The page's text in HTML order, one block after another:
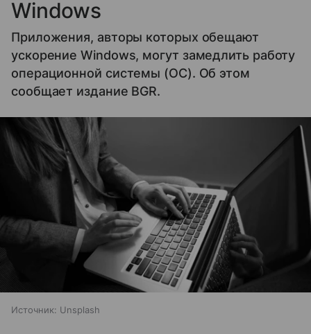
Windows
Приложения, авторы которых обещают
ускорение Windows, могут замедлить работу
операционной системы (ОС). Об этом
сообщает издание BGR.
Источник: Unsplash